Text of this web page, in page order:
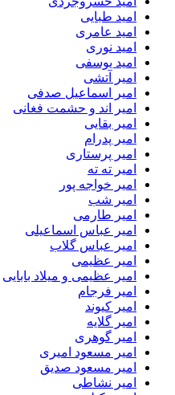
امید طبایی
امید عامری
امید نوری
امید یوسفی
امیر آتشی
امیر اسماعیل صدفی
امیر اند و حشمت فغانی
امیر بقایی
امیر پدرام
امیر پرستاری
امیر ته ته
امیر خواجه پور
امیر شب
امیر طارمی
امیر عباس اسماعیلی
امیر عباس گلاب
امیر عظیمی
امیر عظیمی و میلاد بابایی
امیر فرجام
امیر کیوند
امیر گلایه
امیر گوهری
امیر مسعود امیری
امیر مسعود صدیق
امیر نشاطی